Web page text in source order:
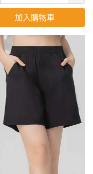
加入購物車